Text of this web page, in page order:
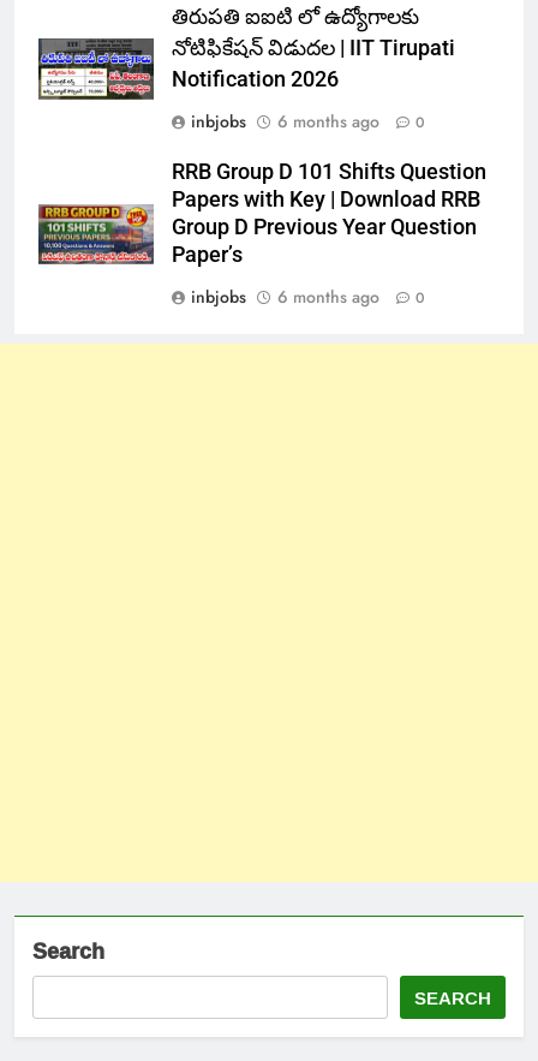
తిరుపతి ఐఐటి లో ఉద్యోగాలకు
నోటిఫికేషన్ విడుదల | IIT Tirupati
Notification 2026
inbjobs
6 months ago 0
RRB Group D 101 Shifts Question
Papers with Key | Download RRB
Group D Previous Year Question
Paper’s
inbjobs
6 months ago 0
Search
SEARCH